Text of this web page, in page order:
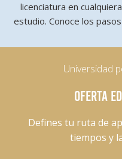
licenciatura en
estudio. Conoce los
Universidad
OFERTA
Defines tu ruta de
tiempos y